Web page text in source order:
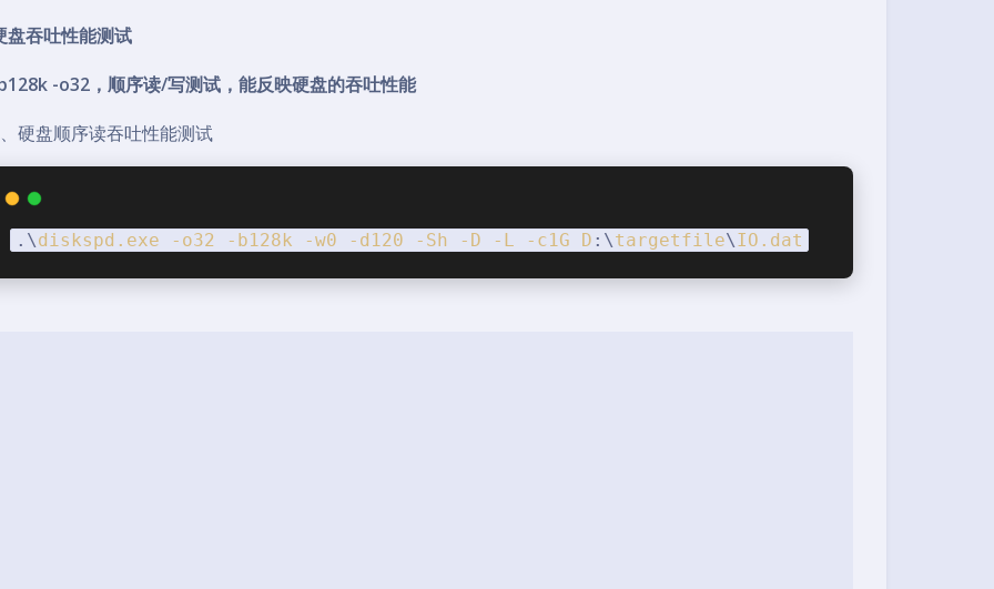
盘吞吐性能测试
-o32，顺序读/写测试，能反映硬盘的吞吐性能
盘顺序读吞吐性能测试
.\diskspd .exe -o32 -b128k -w0 -d120 -Sh -D -L -c1G D :\targetfile\IO .dat